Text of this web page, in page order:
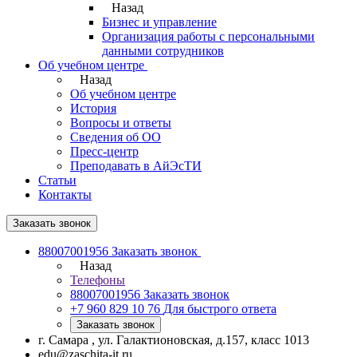
Назад
Бизнес и управление
Организация работы с персональными
данными сотрудников
Об учебном центре
Назад
Об учебном центре
История
Вопросы и ответы
Сведения об ОО
Пресс-центр
Преподавать в АйЭсТИ
Статьи
Контакты
Заказать звонок
88007001956 Заказать звонок
Назад
Телефоны
88007001956 Заказать звонок
+7 960 829 10 76 Для быстрого ответа
Заказать звонок
г. Самара , ул. Галактионовская, д.157, класс 1013
edu@zaschita-it.ru